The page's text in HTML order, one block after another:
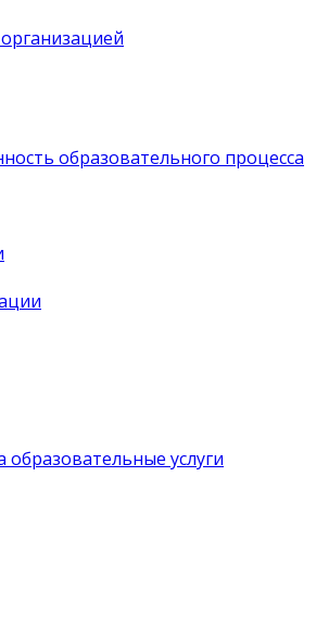
образовательного процесса
образовательные услуги